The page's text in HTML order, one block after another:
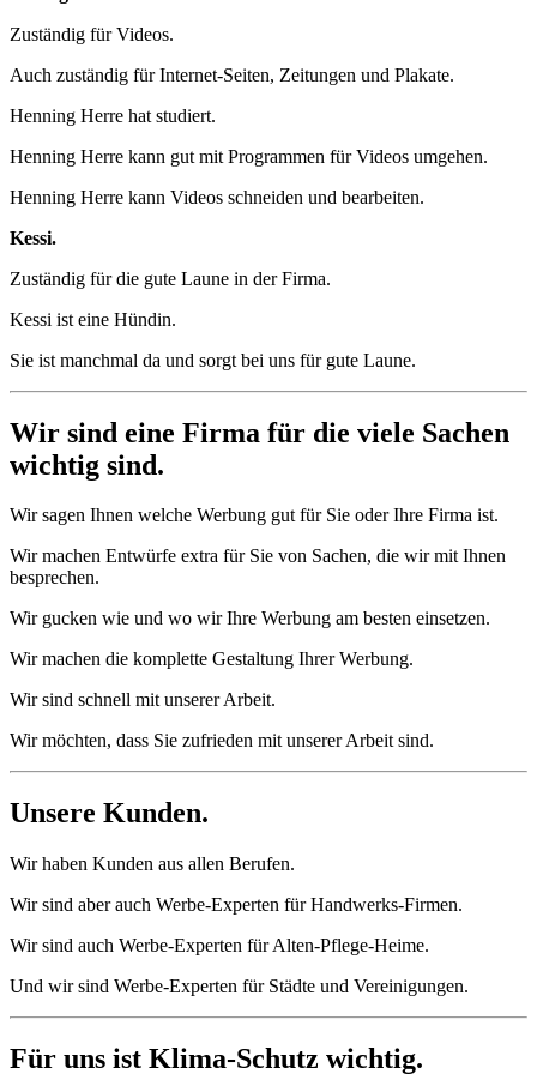
Zuständig für Videos.
Auch zuständig für Internet-Seiten, Zeitungen und Plakate.
Henning Herre hat studiert.
Henning Herre kann gut mit Programmen für Videos umgehen.
Henning Herre kann Videos schneiden und bearbeiten.
Kessi.
Zuständig für die gute Laune in der Firma.
Kessi ist eine Hündin.
Sie ist manchmal da und sorgt bei uns für gute Laune.
Wir sind eine Firma für die viele Sachen
wichtig sind.
Wir sagen Ihnen welche Werbung gut für Sie oder Ihre Firma ist.
Wir machen Entwürfe extra für Sie von Sachen, die wir mit Ihnen
besprechen.
Wir gucken wie und wo wir Ihre Werbung am besten einsetzen.
Wir machen die komplette Gestaltung Ihrer Werbung.
Wir sind schnell mit unserer Arbeit.
Wir möchten, dass Sie zufrieden mit unserer Arbeit sind.
Unsere Kunden.
Wir haben Kunden aus allen Berufen.
Wir sind aber auch Werbe-Experten für Handwerks-Firmen.
Wir sind auch Werbe-Experten für Alten-Pflege-Heime.
Und wir sind Werbe-Experten für Städte und Vereinigungen.
Für uns ist Klima-Schutz wichtig.